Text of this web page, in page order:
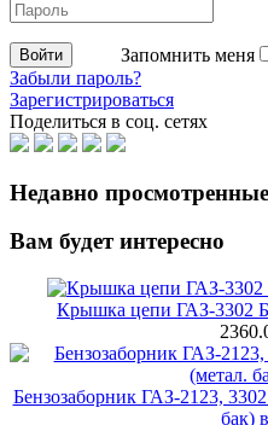
Запомнить меня
Забыли пароль?
Зарегистрироваться
Поделиться в соц. сетях
Недавно
Вам будет интересно
Крышка цепи ГАЗ-3302
Бензозаборник ГАЗ-2123,
бак)